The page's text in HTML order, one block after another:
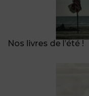
Nos livres de l’été !